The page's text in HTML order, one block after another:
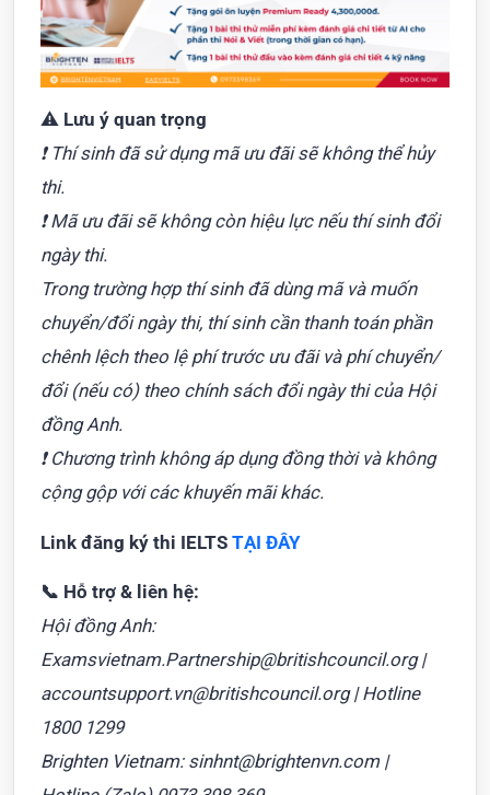
⚠️ Lưu ý quan trọng
❗ Thí sinh đã sử dụng mã ưu đãi sẽ không thể hủy
thi.
❗ Mã ưu đãi sẽ không còn hiệu lực nếu thí sinh đổi
ngày thi.
Trong trường hợp thí sinh đã dùng mã và muốn
chuyển/đổi ngày thi, thí sinh cần thanh toán phần
chênh lệch theo lệ phí trước ưu đãi và phí chuyển/
đổi (nếu có) theo chính sách đổi ngày thi của Hội
đồng Anh.
❗ Chương trình không áp dụng đồng thời và không
cộng gộp với các khuyến mãi khác.
Link đăng ký thi IELTS TẠI ĐÂY
📞 Hỗ trợ & liên hệ:
Hội đồng Anh:
Examsvietnam.Partnership@britishcouncil.org |
accountsupport.vn@britishcouncil.org | Hotline
1800 1299
Brighten Vietnam: sinhnt@brightenvn.com |